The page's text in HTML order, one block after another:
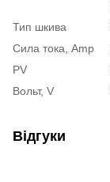
Тип шкива
Сила тока, Amp
PV
Вольт, V
Відгуки